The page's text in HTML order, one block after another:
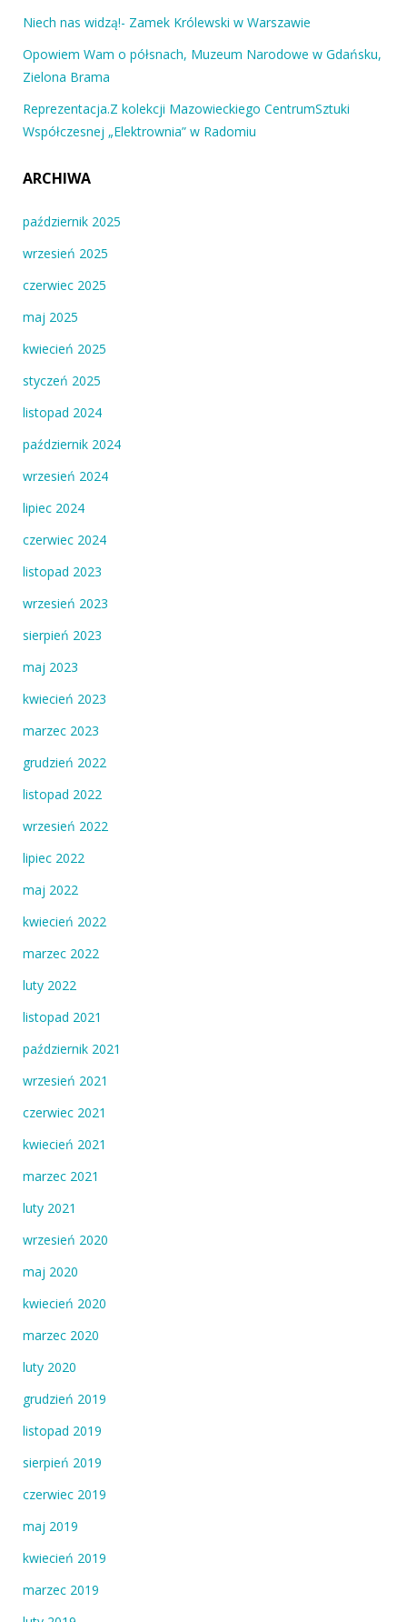
Niech nas widzą!- Zamek Królewski w Warszawie
Opowiem Wam o półsnach, Muzeum Narodowe w Gdańsku,
Zielona Brama
Reprezentacja.Z kolekcji Mazowieckiego CentrumSztuki
Współczesnej „Elektrownia” w Radomiu
ARCHIWA
październik 2025
wrzesień 2025
czerwiec 2025
maj 2025
kwiecień 2025
styczeń 2025
listopad 2024
październik 2024
wrzesień 2024
lipiec 2024
czerwiec 2024
listopad 2023
wrzesień 2023
sierpień 2023
maj 2023
kwiecień 2023
marzec 2023
grudzień 2022
listopad 2022
wrzesień 2022
lipiec 2022
maj 2022
kwiecień 2022
marzec 2022
luty 2022
listopad 2021
październik 2021
wrzesień 2021
czerwiec 2021
kwiecień 2021
marzec 2021
luty 2021
wrzesień 2020
maj 2020
kwiecień 2020
marzec 2020
luty 2020
grudzień 2019
listopad 2019
sierpień 2019
czerwiec 2019
maj 2019
kwiecień 2019
marzec 2019